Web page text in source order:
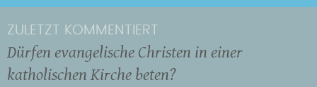
ZULETZT KOMMENTIERT
Dürfen evangelische Christen in einer
katholischen Kirche beten?